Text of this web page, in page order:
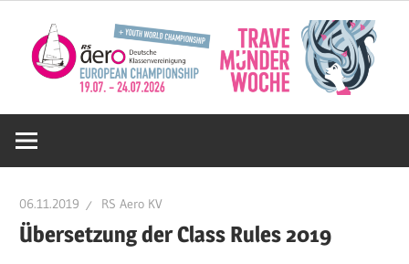
Inhalt
springen
Deutsche
RS
Aero
06.11.2019 RS Aero KV
Übersetzung der Class Rules 2019